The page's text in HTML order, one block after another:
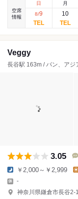
空席
情報
日
8/9
月
10
Veggy
長谷駅 163m / パン、アジ
3.05
￥2,000～￥2,999
-
神奈川県鎌倉市長谷2-